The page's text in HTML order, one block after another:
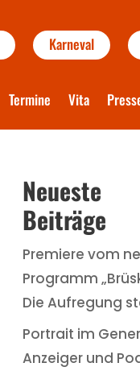
Karneval
Termine Vita
Neueste
Beiträge
Premiere vom
Programm
Die Aufregung
Portrait im
Anzeiger und